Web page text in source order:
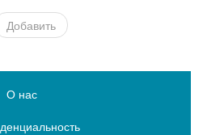
Добавить
О нас